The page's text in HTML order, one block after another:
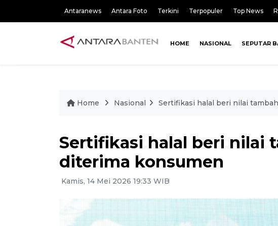
Antaranews Antara Foto Terkini Terpopuler Top News
HOME NASIONAL SEPUTAR
Home Nasional Sertifikasi halal beri nilai
Sertifikasi halal beri nilai
diterima konsumen
Kamis, 14 Mei 2026 19:33 WIB